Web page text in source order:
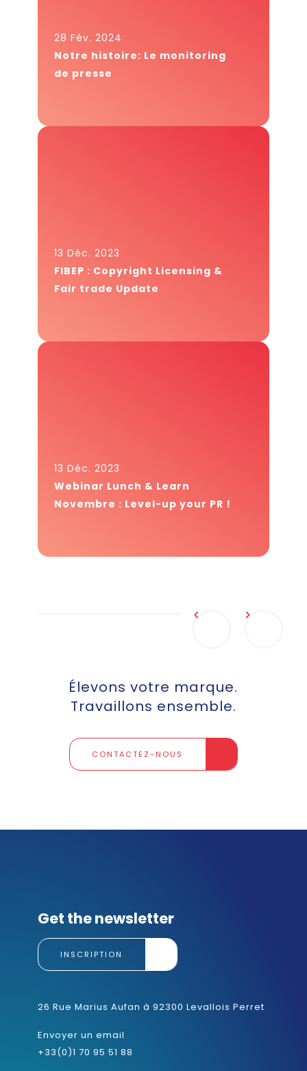
28 Fév. 2024
Notre histoire: Le monitoring
de presse
13 Déc. 2023
FIBEP : Copyright Licensing &
Fair trade Update
13 Déc. 2023
Webinar Lunch & Learn
Novembre : Level-up your PR !
Élevons votre marque.
Travaillons ensemble.
CONTACTEZ-NOUS
26 Rue Marius Aufan à 92300 Levallois Perret
Envoyer un email
+33(0)1 70 95 51 88
Get the newsletter
INSCRIPTION